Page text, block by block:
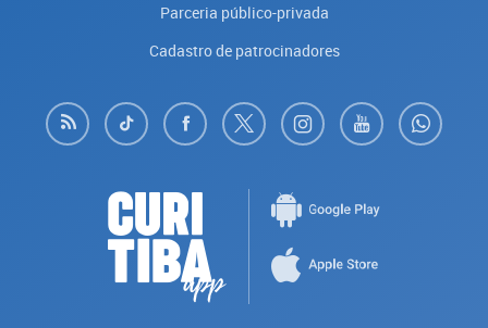
Parceria público-privada
Cadastro de patrocinadores